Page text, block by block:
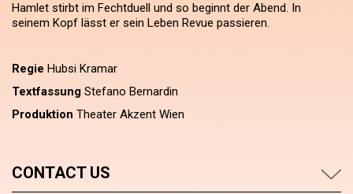
Hamlet stirbt im Fechtduell und so beginnt der Abend. In
seinem Kopf lässt er sein Leben Revue passieren.
Regie Hubsi Kramar
Textfassung Stefano Bernardin
Produktion Theater Akzent Wien
CONTACT US